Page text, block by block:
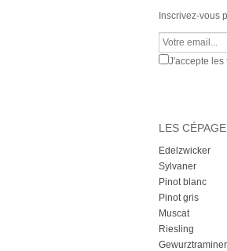
Inscrivez-vous
J'accepte les
LES
Edelzwicker
Sylvaner
Pinot blanc
Pinot gris
Muscat
Riesling
Gewurztraminer